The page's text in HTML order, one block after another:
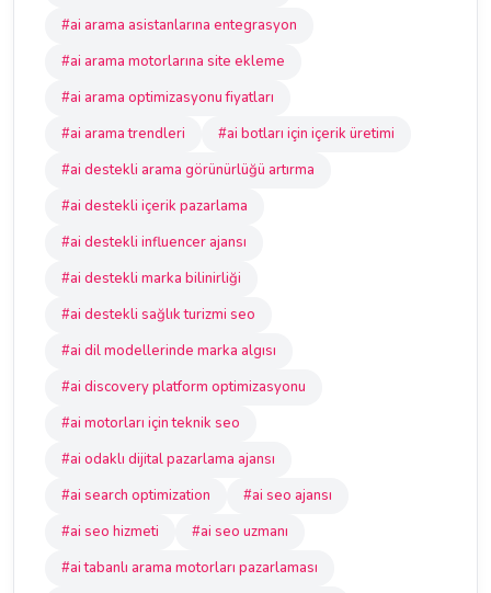
#ai arama asistanlarına entegrasyon
#ai arama motorlarına site ekleme
#ai arama optimizasyonu fiyatları
#ai arama trendleri
#ai botları için içerik üretimi
#ai destekli arama görünürlüğü artırma
#ai destekli içerik pazarlama
#ai destekli influencer ajansı
#ai destekli marka bilinirliği
#ai destekli sağlık turizmi seo
#ai dil modellerinde marka algısı
#ai discovery platform optimizasyonu
#ai motorları için teknik seo
#ai odaklı dijital pazarlama ajansı
#ai search optimization
#ai seo ajansı
#ai seo hizmeti
#ai seo uzmanı
#ai tabanlı arama motorları pazarlaması